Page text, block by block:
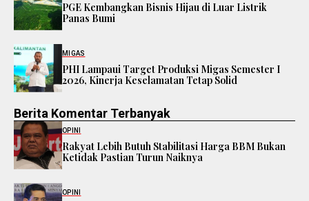
PGE Kembangkan Bisnis Hijau di Luar Listrik
Panas Bumi
MIGAS
PHI Lampaui Target Produksi Migas Semester I
2026, Kinerja Keselamatan Tetap Solid
Berita Komentar Terbanyak
OPINI
Rakyat Lebih Butuh Stabilitasi Harga BBM Bukan
Ketidak Pastian Turun Naiknya
OPINI